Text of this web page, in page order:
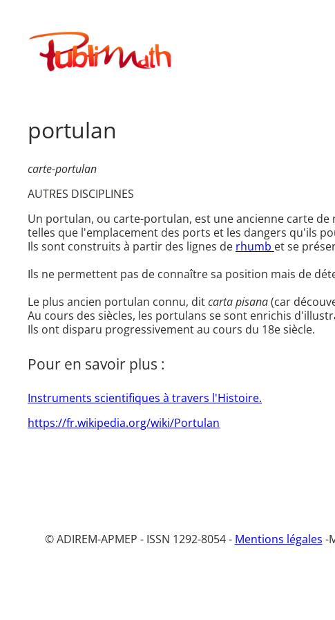
contenuPublimath
portulan
carte-portulan
AUTRES DISCIPLINES
Un portulan, ou carte-portulan, est une ancienne carte
telles que l'emplacement des ports et les dangers qu'ils
Ils sont construits à partir des lignes de rhumb et se
Ils ne permettent pas de connaître sa position mais de
Le plus ancien portulan connu, ditcarta pisana(car
Au cours des siècles, les portulans se sont enrichis
Ils ont disparu progressivement au cours du 18e siècle.
Pour en savoir plus :
Instruments scientifiques à travers l'Histoire.
https://fr.wikipedia.org/wiki/Portulan
© ADIREM-APMEP - ISSN 1292-8054 - Mentions légales -